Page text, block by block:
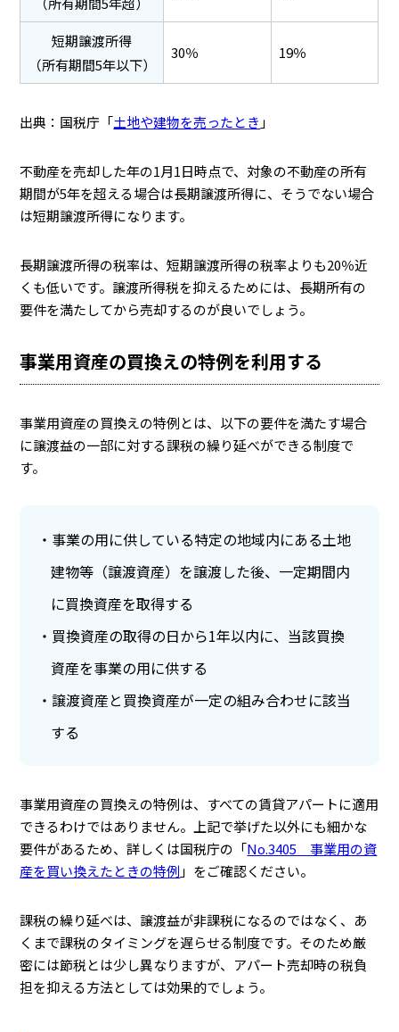
短期譲渡所得
（所有期間5年以下）
30％ 19％
出典：国税庁「土地や建物を売ったとき 」
不動産を売却した年の1月1日時点で、対象の不動産の所有
期間が5年を超える場合は長期譲渡所得に、そうでない場合
は短期譲渡所得になります。
長期譲渡所得の税率は、短期譲渡所得の税率よりも20％近
くも低いです。譲渡所得税を抑えるためには、長期所有の
要件を満たしてから売却するのが良いでしょう。
事業用資産の買換えの特例を利用する
事業用資産の買換えの特例とは、以下の要件を満たす場合
に譲渡益の一部に対する課税の繰り延べができる制度で
す。
事業の用に供している特定の地域内にある土地
建物等（譲渡資産）を譲渡した後、一定期間内
に買換資産を取得する
買換資産の取得の日から1年以内に、当該買換
資産を事業の用に供する
譲渡資産と買換資産が一定の組み合わせに該当
する
事業用資産の買換えの特例は、すべての賃貸アパートに適用
できるわけではありません。上記で挙げた以外にも細かな
要件があるため、詳しくは国税庁の「No.3405 事業用の資
産を買い換えたときの特例 」をご確認ください。
課税の繰り延べは、譲渡益が非課税になるのではなく、あ
くまで課税のタイミングを遅らせる制度です。そのため厳
密には節税とは少し異なりますが、アパート売却時の税負
担を抑える方法としては効果的でしょう。